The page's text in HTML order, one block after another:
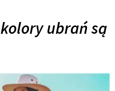
ubrań są